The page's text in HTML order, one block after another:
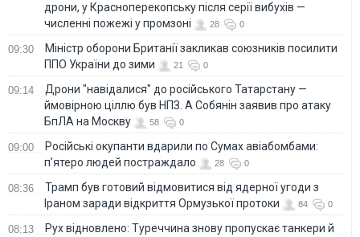
дрони, у Красноперекопську після серії вибухів —
численні пожежі у промзоні
28 0
09:30
Міністр оборони Британії закликав союзників посилити
ППО України до зими
21 0
09:14
Дрони "навідалися" до російського Татарстану —
ймовірною ціллю був НПЗ. А Собянін заявив про атаку
БпЛА на Москву
58 0
09:00
Російські окупанти вдарили по Сумах авіабомбами:
п’ятеро людей постраждало
28 0
08:36
Трамп був готовий відмовитися від ядерної угоди з
Іраном заради відкриття Ормузької протоки
84 0
08:13
Рух відновлено: Туреччина знову пропускає танкери й